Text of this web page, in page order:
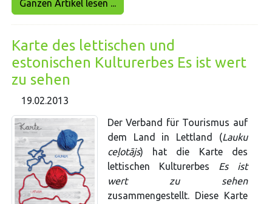
Ganzen Artikel lesen ...
Karte des lettischen und
estonischen Kulturerbes Es ist wert
zu sehen
19.02.2013
Der Verband für Tourismus auf
dem Land in Lettland (Lauku
ceļotājs) hat die Karte des
lettischen Kulturerbes Es ist
wert zu sehen
zusammengestellt. Diese Karte